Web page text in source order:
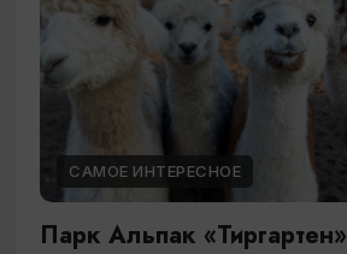
САМОЕ ИНТЕРЕСНОЕ
Парк Альпак «Тиргартен»